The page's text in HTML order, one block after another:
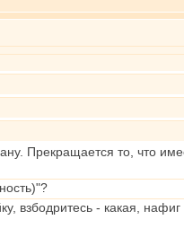
Прекращается то, что
взбодритесь - какая,